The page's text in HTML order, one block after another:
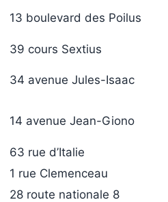
13 boulevard des Poilus
39 cours Sextius
34 avenue Jules-Isaac
14 avenue Jean-Giono
63 rue d’Italie
1 rue Clemenceau
28 route nationale 8